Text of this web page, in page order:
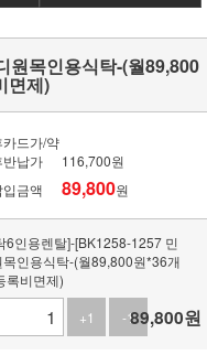
원목인용식탁-(월89,800
면제)
드가/약
반납가
116,700원
입금액
89,800원
6인용렌탈]-[BK1258-1257 민
목인용식탁-(월89,800원*36개
록비면제)
+1
-189,800원